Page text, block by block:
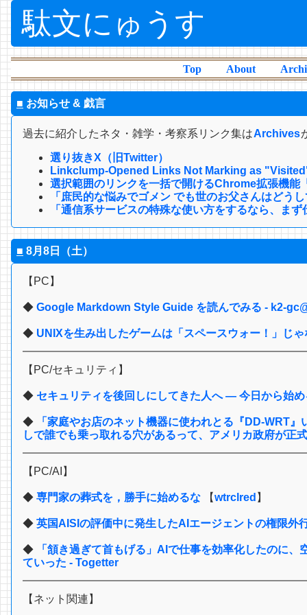
駄文にゅうす
Top About
■ お知らせ & 戯言
過去に紹介したネタ・雑学・考察系リンク集はArchives
選り抜きX（旧Twitter）
Linkclump-Opened Links Not Marking as
選択範囲のリンクを一括で開けるChrome拡張機
「庶民的な悩みでゴメン でも世のお父さんはどう
「通信系サービスの特殊な使い方をするなら、ま
■ 8月8日（土）
【PC】
◆ Google Markdown Style Guide を読んでみる - k2-
◆ UNIXを生み出したゲームは「スペースウォー！」じ
【PC/セキュリティ】
◆ セキュリティを後回しにしてきた人へ — 今日から始
◆
「家庭やお店のネット機器に使われとる『DD-WRT
しで誰でも乗っ取れる穴があるって、アメリカ政府が正
【PC/AI】
◆ 専門家の葬式を，勝手に始めるな 【wtrclred 】
◆ 英国AISIの評価中に発生したAIエージェントの権限外
◆
「頷き過ぎて首もげる」AIで仕事を効率化したのに
ていった - Togetter
【ネット関連】